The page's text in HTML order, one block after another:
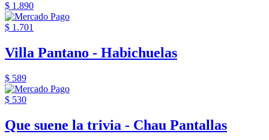
$ 1.890
$ 1.701
Villa Pantano - Habichuelas
$ 589
$ 530
Que suene la trivia - Chau Pantallas